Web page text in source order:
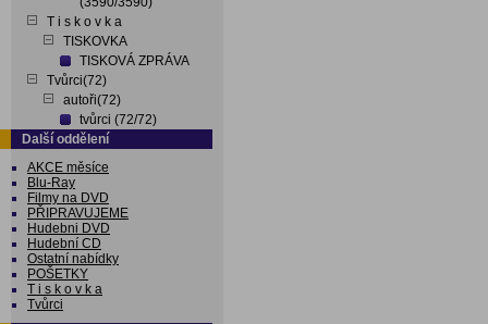
T i s k o v k a
TISKOVKA
TISKOVÁ ZPRÁVA
Tvůrci(72)
autoři(72)
tvůrci (72/72)
Další oddělení
AKCE měsíce
Blu-Ray
Filmy na DVD
PŘIPRAVUJEME
Hudebni DVD
Hudební CD
Ostatní nabídky
POŠETKY
T i s k o v k a
Tvůrci